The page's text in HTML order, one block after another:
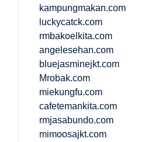
kampungmakan.com
luckycatck.com
rmbakoelkita.com
angelesehan.com
bluejasminejkt.com
Mrobak.com
miekungfu.com
cafetemankita.com
rmjasabundo.com
mimoosajkt.com